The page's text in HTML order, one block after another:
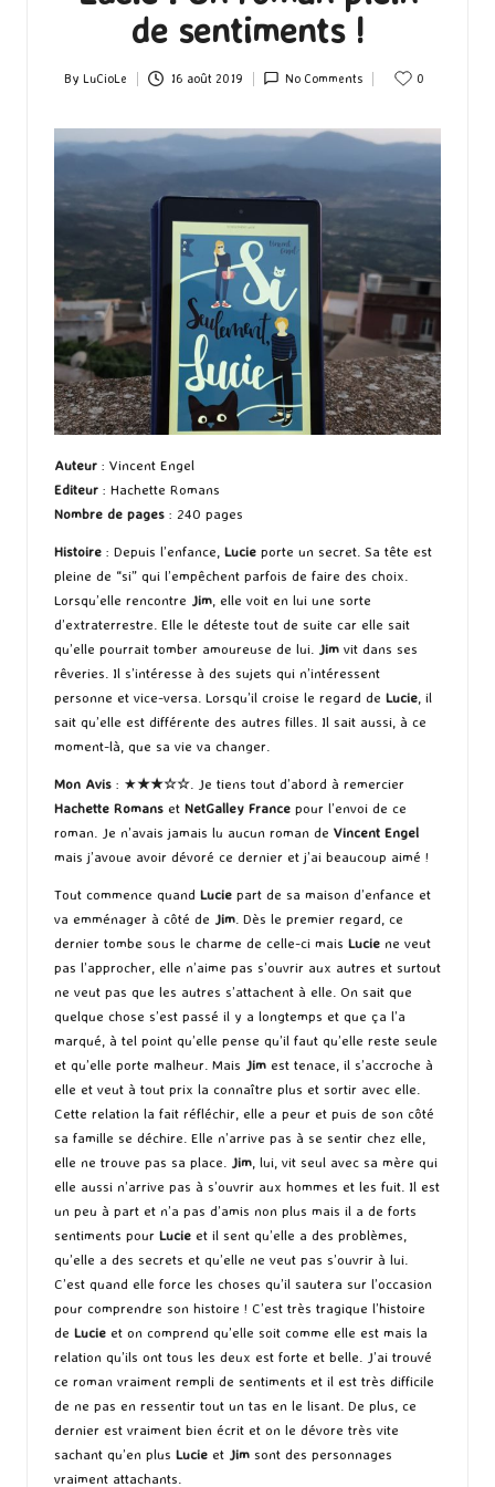
de sentiments !
Posted
By LuCioLe 16 août 2019 No Comments 0
Auteur : Vincent Engel
Editeur : Hachette Romans
Nombre de pages : 240 pages
Histoire : Depuis l’enfance, Lucie porte un secret. Sa tête est
pleine de “si” qui l’empêchent parfois de faire des choix.
Lorsqu’elle rencontre Jim , elle voit en lui une sorte
d’extraterrestre. Elle le déteste tout de suite car elle sait
qu’elle pourrait tomber amoureuse de lui.
Jim vit dans ses
rêveries. Il s’intéresse à des sujets qui n’intéressent
personne et vice-versa. Lorsqu’il croise le regard de Lucie , il
sait qu’elle est différente des autres filles. Il sait aussi, à ce
moment-là, que sa vie va changer.
Mon Avis : ★★★☆☆ . Je tiens tout d’abord à remercier
Hachette Romans et NetGalley France pour l’envoi de ce
roman. Je n’avais jamais lu aucun roman de Vincent Engel
mais j’avoue avoir dévoré ce dernier et j’ai beaucoup aimé !
Tout commence quand Lucie part de sa maison d’enfance et
va emménager à côté de Jim . Dès le premier regard, ce
dernier tombe sous le charme de celle-ci mais Lucie ne veut
pas l’approcher, elle n’aime pas s’ouvrir aux autres et surtout
ne veut pas que les autres s’attachent à elle. On sait que
quelque chose s’est passé il y a longtemps et que ça l’a
marqué, à tel point qu’elle pense qu’il faut qu’elle reste seule
et qu’elle porte malheur. Mais Jim est tenace, il s’accroche à
elle et veut à tout prix la connaître plus et sortir avec elle.
Cette relation la fait réfléchir, elle a peur et puis de son côté
sa famille se déchire. Elle n’arrive pas à se sentir chez elle,
elle ne trouve pas sa place.
Jim , lui, vit seul avec sa mère qui
elle aussi n’arrive pas à s’ouvrir aux hommes et les fuit. Il est
un peu à part et n’a pas d’amis non plus mais il a de forts
sentiments pour Lucie et il sent qu’elle a des problèmes,
qu’elle a des secrets et qu’elle ne veut pas s’ouvrir à lui.
C’est quand elle force les choses qu’il sautera sur l’occasion
pour comprendre son histoire ! C’est très tragique l’histoire
de Lucie et on comprend qu’elle soit comme elle est mais la
relation qu’ils ont tous les deux est forte et belle. J’ai trouvé
ce roman vraiment rempli de sentiments et il est très difficile
de ne pas en ressentir tout un tas en le lisant. De plus, ce
dernier est vraiment bien écrit et on le dévore très vite
sachant qu’en plus Lucie et Jim sont des personnages
vraiment attachants.